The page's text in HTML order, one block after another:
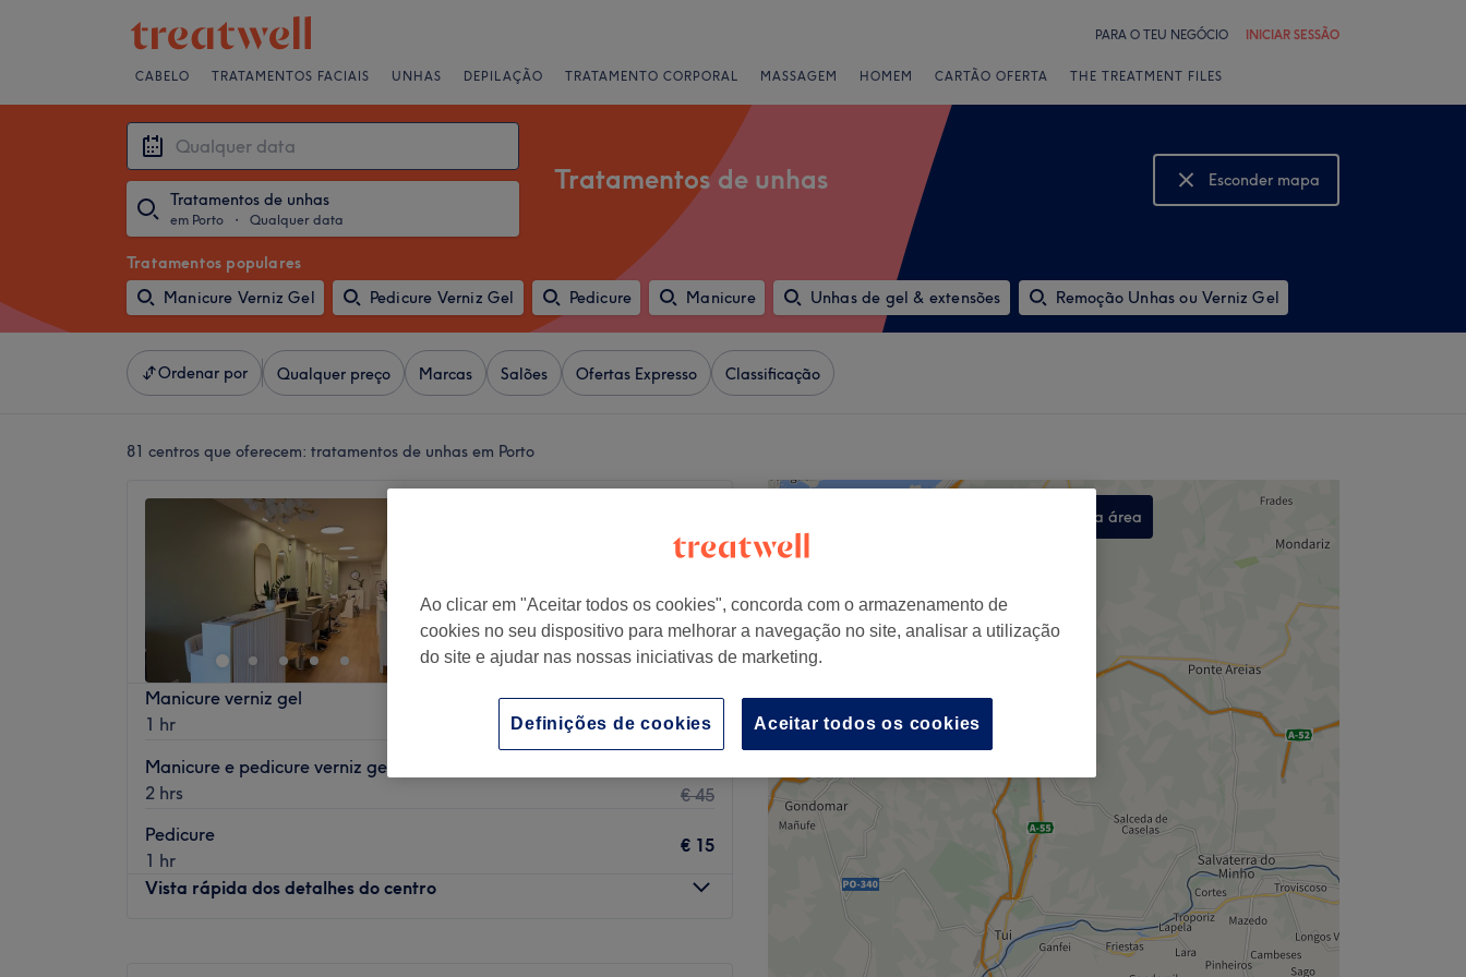
PARA O TEU NEGÓCIO INICIAR SESSÃO
CABELO TRATAMENTOS FACIAIS UNHAS DEPILAÇÃO TRATAMENTO CORPORAL MASSAGEM HOMEM CARTÃO OFERTA THE TREATMENT FILES
Tratamentos de unhas
em Porto ・ Qualquer data
Tratamentos de unhas
Esconder mapa
Mostrar mapa
Tratamentos populares
Manicure Verniz Gel
Pedicure Verniz Gel Pedicure Manicure Unhas de gel & extensões Remoção Unhas ou Verniz Gel
Ordenar por Qualquer preço Marcas Salões Ofertas Expresso Classificação
81 centros que oferecem: tratamentos de unhas em Porto
33 comentários
Manicure verniz gel
1 hr
€ 18
€ 20
Manicure e pedicure verniz gel
2 hrs
€ 45
Pedicure
1 hr
€ 15
Vista rápida dos detalhes do centro
−
Procurar nesta área
Ao clicar em "Aceitar todos os cookies", concorda com o armazenamento de
cookies no seu dispositivo para melhorar a navegação no site, analisar a utilização
do site e ajudar nas nossas iniciativas de marketing.
Aceitar todos os cookies
Definições de cookies